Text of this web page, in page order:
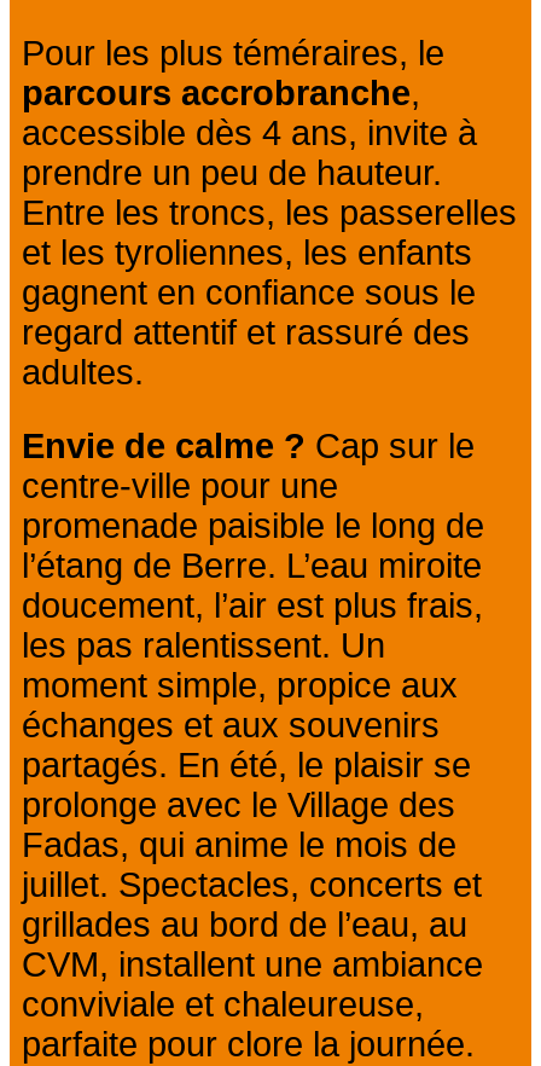
Pour les plus téméraires, le
parcours accrobranche,
accessible dès 4 ans, invite à
prendre un peu de hauteur.
Entre les troncs, les passerelles
et les tyroliennes, les enfants
gagnent en confiance sous le
regard attentif et rassuré des
adultes.
Envie de calme ? Cap sur le
centre-ville pour une
promenade paisible le long de
l’étang de Berre. L’eau miroite
doucement, l’air est plus frais,
les pas ralentissent. Un
moment simple, propice aux
échanges et aux souvenirs
partagés. En été, le plaisir se
prolonge avec le Village des
Fadas, qui anime le mois de
juillet. Spectacles, concerts et
grillades au bord de l’eau, au
CVM, installent une ambiance
conviviale et chaleureuse,
parfaite pour clore la journée.